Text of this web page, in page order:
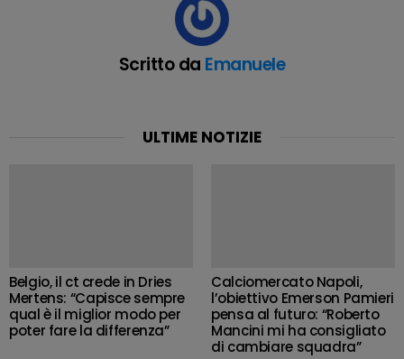
Scritto da Emanuele
ULTIME NOTIZIE
Belgio, il ct crede in Dries
Mertens: “Capisce sempre
qual è il miglior modo per
poter fare la differenza”
Calciomercato Napoli,
l’obiettivo Emerson Pamieri
pensa al futuro: “Roberto
Mancini mi ha consigliato
di cambiare squadra”